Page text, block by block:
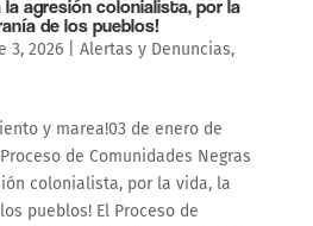
la agresión colonialista, por la
de los pueblos!
3, 2026| Alertas y Denuncias,
y marea!03 de enero de
de Comunidades Negras
colonialista, por la vida, la
pueblos! El Proceso de